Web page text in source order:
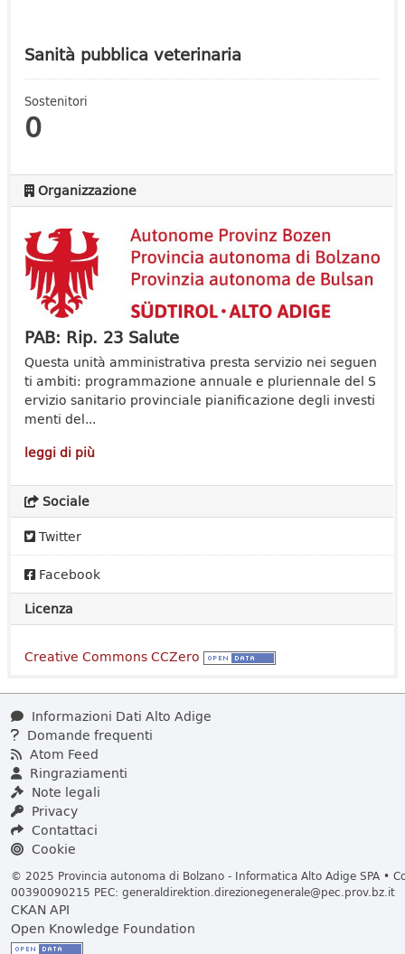
Sanità pubblica veterinaria
Sostenitori
0
Organizzazione
PAB: Rip. 23 Salute
Questa unità amministrativa presta servizio nei seguen
ti ambiti: programmazione annuale e pluriennale del S
ervizio sanitario provinciale pianificazione degli investi
menti del...
leggi di più
Sociale
Twitter
Facebook
Licenza
Creative Commons CCZero
Informazioni Dati Alto Adige
Domande frequenti
Atom Feed
Ringraziamenti
Note legali
Privacy
Contattaci
Cookie
© 2025 Provincia autonoma di Bolzano - Informatica Alto Adige SPA •
00390090215 PEC: generaldirektion.direzionegenerale@pec.prov.bz.it
CKAN API
Open Knowledge Foundation